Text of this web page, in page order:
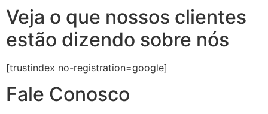
Veja o que nossos clientes
estão dizendo sobre nós
[trustindex no-registration=google]
Fale Conosco